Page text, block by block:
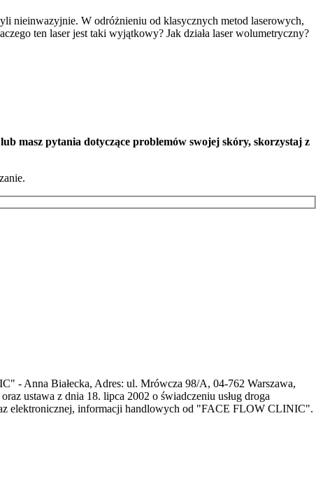
nieinwazyjnie. W odróżnieniu od klasycznych metod laserowych,
ten laser jest taki wyjątkowy? Jak działa laser wolumetryczny?
masz pytania dotyczące problemów swojej skóry, skorzystaj z
- Anna Białecka, Adres: ul. Mrówcza 98/A, 04‐762 Warszawa,
ustawa z dnia 18. lipca 2002 o świadczeniu usług droga
elektronicznej, informacji handlowych od "FACE FLOW CLINIC".